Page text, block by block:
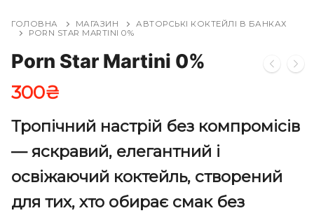
ГОЛОВНА МАГАЗИН
АВТОРСЬКІ КОКТЕЙЛІ В БАНКАХ
PORN STAR MARTINI 0%
Porn Star Martini 0%
300₴
Тропічний настрій без компромісів
— яскравий, елегантний і
освіжаючий коктейль, створений
для тих, хто обирає смак без